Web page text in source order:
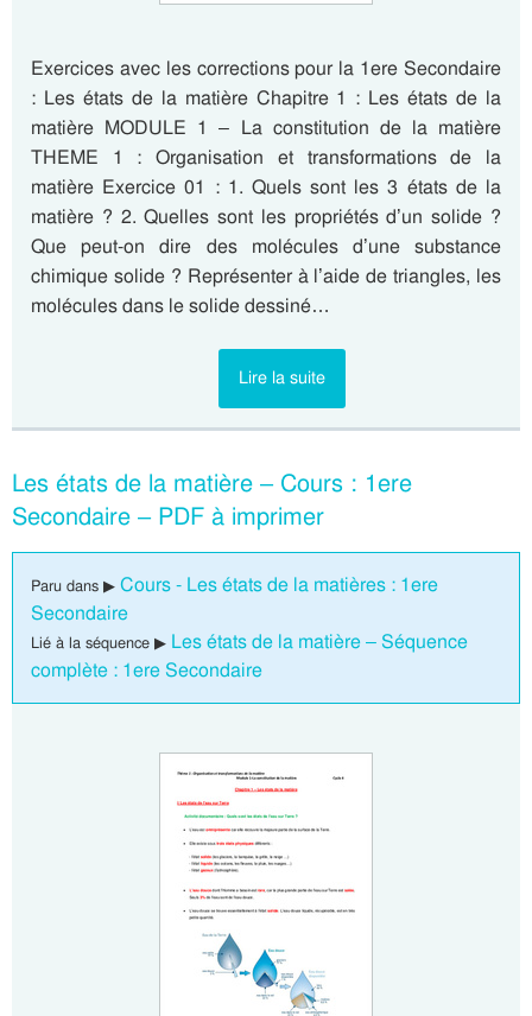
Exercices avec les corrections pour la 1ere Secondaire
: Les états de la matière Chapitre 1 : Les états de la
matière MODULE 1 – La constitution de la matière
THEME 1 : Organisation et transformations de la
matière Exercice 01 : 1. Quels sont les 3 états de la
matière ? 2. Quelles sont les propriétés d’un solide ?
Que peut-on dire des molécules d’une substance
chimique solide ? Représenter à l’aide de triangles, les
molécules dans le solide dessiné…
Lire la suite
Les états de la matière – Cours : 1ere
Secondaire – PDF à imprimer
Paru dans ▶ Cours - Les états de la matières : 1ere
Secondaire
Lié à la séquence ▶ Les états de la matière – Séquence
complète : 1ere Secondaire